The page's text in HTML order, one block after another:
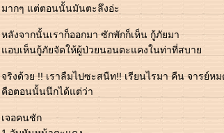
มากๆ แต่ตอนนั้นมันตะลึงอ่ะ
หลังจากนั้นเราก็ออกมา ซักพักก็เห็น กู้ภัยมา
อบเห็นกู้ภัยจัดให้ผู้ป่วยนอนตะแคงในท่าที่สบา
จริงด้วย !! เราลืมไปซะสนืท!! เรียนไรมา คืน จารย์หม
คือตอนนั้นนึกได้แต่ว่า
เจอคนชัก